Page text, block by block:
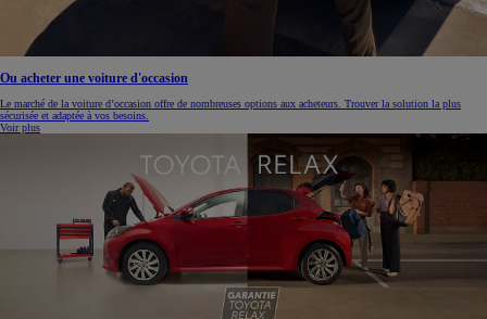
Ou acheter une voiture d'occasion
Le marché de la voiture d’occasion offre de nombreuses options aux acheteurs. Trouver la solution la plus
sécurisée et adaptée à vos besoins.
Voir plus